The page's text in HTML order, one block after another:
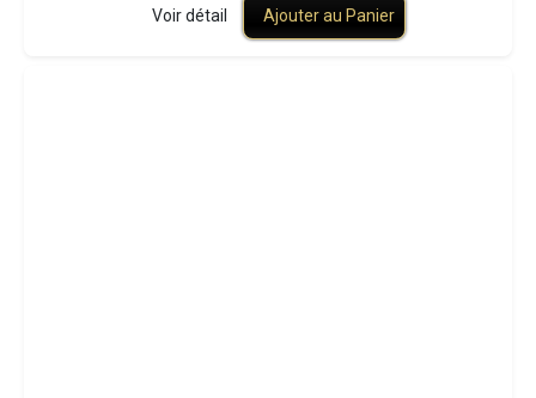
Voir détail Ajouter au Panier